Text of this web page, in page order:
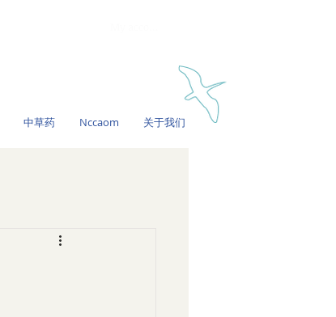
中草药 Nccaom 关于我们